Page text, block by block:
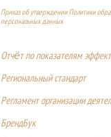
Приказ об утверждении Политики
персональных данных
Отчёт по показателям
Региональный стандарт
Регламент организации
БрендБук